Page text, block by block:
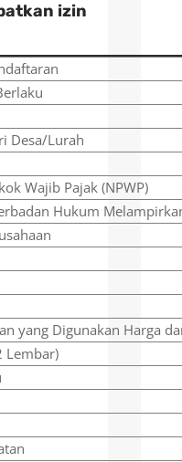
izin
Desa/Lurah
Wajib Pajak (NPWP)
Hukum
yang Digunakan Harga
Lembar)